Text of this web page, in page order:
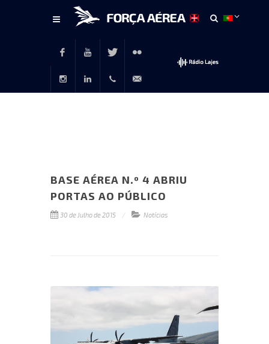
FacebookYoutubeTwitter Flickr
BASE AÉREA N.º 4 ABRIU
PORTAS AO PÚBLICO
30 de Julho de 2015 Notícias